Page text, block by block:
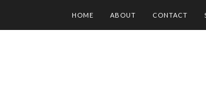
HOME ABOUT CONTACT